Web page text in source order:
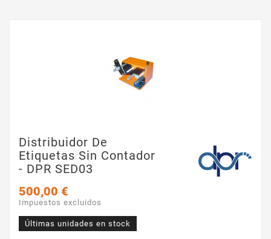
Distribuidor De
Etiquetas Sin Contador
- DPR SED03
500,00 €
Impuestos excluidos
Últimas unidades en stock